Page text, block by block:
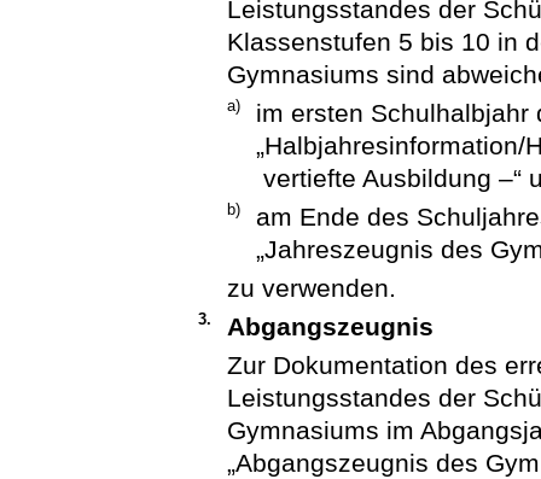
Leistungsstandes der
Klassenstufen 5 bis 10 in
Gymnasiums sind
a)
im ersten Schulhalbjahr
„Halbjahresinformation/
vertiefte Ausbildung –“
b)
am Ende des
„Jahreszeugnis des
zu verwenden.
3.
Abgangszeugnis
Zur Dokumentation des
Leistungsstandes der
Gymnasiums im
„Abgangszeugnis des